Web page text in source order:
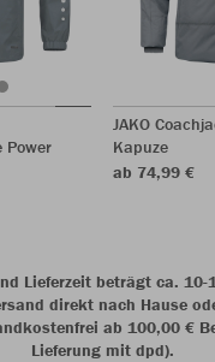
Power
JAKO
Kapuze
ab 74,99 €
Lieferzeit beträgt ca. 10-
direkt nach Hause
ab 100,00 €
Lieferung mit dpd).